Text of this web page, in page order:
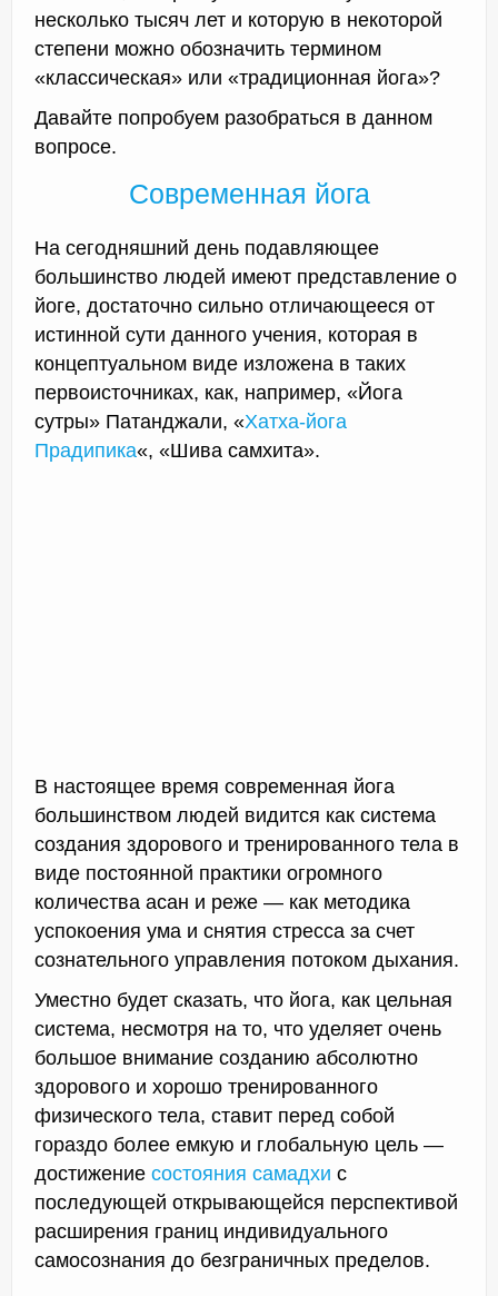
несколько тысяч лет и которую в некоторой
степени можно обозначить термином
«классическая» или «традиционная йога»?
Давайте попробуем разобраться в данном
вопросе.
Современная йога
На сегодняшний день подавляющее
большинство людей имеют представление о
йоге, достаточно сильно отличающееся от
истинной сути данного учения, которая в
концептуальном виде изложена в таких
первоисточниках, как, например, «Йога
сутры» Патанджали, «Хатха-йога
Прадипика«, «Шива самхита».
В настоящее время современная йога
большинством людей видится как система
создания здорового и тренированного тела в
виде постоянной практики огромного
количества асан и реже — как методика
успокоения ума и снятия стресса за счет
сознательного управления потоком дыхания.
Уместно будет сказать, что йога, как цельная
система, несмотря на то, что уделяет очень
большое внимание созданию абсолютно
здорового и хорошо тренированного
физического тела, ставит перед собой
гораздо более емкую и глобальную цель —
достижение состояния самадхи с
последующей открывающейся перспективой
расширения границ индивидуального
самосознания до безграничных пределов.